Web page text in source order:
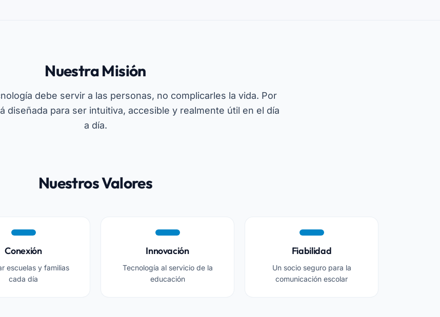
Nuestra Misión
debe servir a las personas, no complicarles la vida. Por
diseñada para ser intuitiva, accesible y realmente útil en el día
a día.
Nuestros Valores
Conexión
escuelas y familias
cada día
Innovación
Tecnología al servicio de la
educación
Fiabilidad
Un socio seguro para la
comunicación escolar